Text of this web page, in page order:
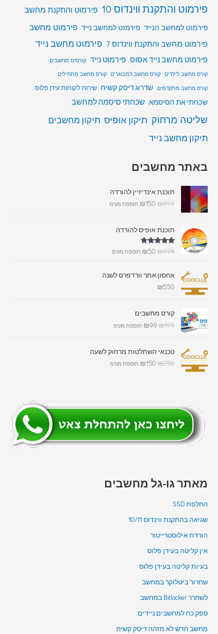
פירמוט והתקנת ווינדוס 10 פירמוט והתקנת מחשב
פירמוט למחשב הנייד פירמוט למחשב נייד פירמוט מחשב
פירמוט מחשב והתקנת ווינדוס 7
פירמוט מחשב נייד
פירמוט מחשב נייד אסוס פירמוט נייד
קורסים מחשבים
קורס מחשב לילדים קורס מחשב למבוגרים קורס מחשב מתחילים
קורס מחשב מתקדמים שדרוג דיסק קשיח שירות לקוחות עידן פלוס
שכחתי את הסיסמא שכחתי סיסמה למחשב
שליטה מרחוק תיקון אופיס תיקון מחשבים
תיקון מחשב נייד
באתר מחשבים
תוכנת אינדיזיין להורדה
₪899
₪150 תוספת מע"מ
תוכנת אופיס להורדה
דורג5.00
₪499
₪50 תוספת מע"מ
אחסון אתר וורדפרס לשנה
₪550
קורס מחשבים
₪199
₪99 תוספת מע"מ
טכנאי השתלטות מרחוק לשעה
₪250
₪150 תוספת מע"מ
מאתר גו-גל מחשבים
החלפת SSD
שגיאה בהתקנת ווינדוס 10/11
הורדת אילוסטרייטור
אין קליטה בעידן פלוס
בעיות קליטה בעידן פלוס
שחרור ביטלוקר במחשב
לשחרר Bitlocker במחשב
ספק כח למחשבים ניידים
מחשב חדש לא מזהה דיסק קשיח